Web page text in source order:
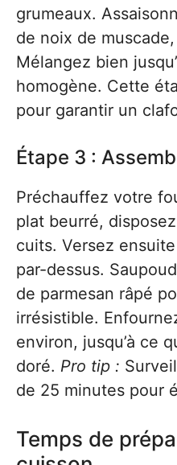
grumeaux.
de noix de
Mélangez bien
homogène. Cette
pour garantir un
Étape 3 :
Préchauffez votre
plat beurré,
cuits. Versez
par-dessus.
de parmesan râpé
irrésistible.
environ, jusqu’à ce
doré. Pro tip :
de 25 minutes pour
Temps de